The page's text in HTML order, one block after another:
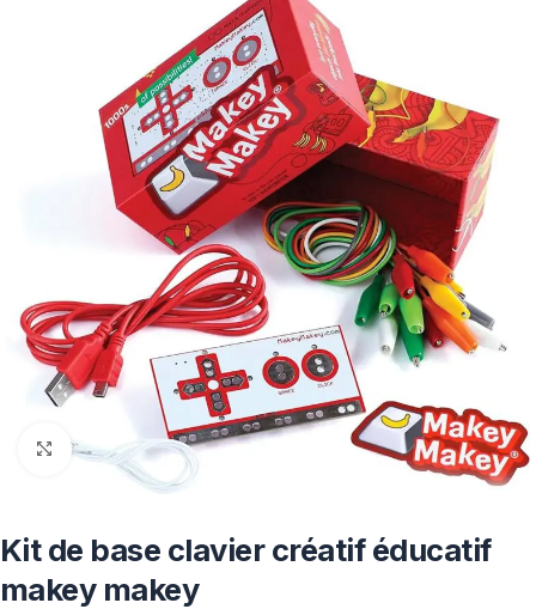
Click to enlarge
Kit de base clavier créatif éducatif
makey makey